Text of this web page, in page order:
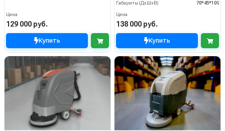
Цена
129 000 руб.
Купить
Габариты (ДхШхВ)
70*45*109
Цена
138 000 руб.
Купить